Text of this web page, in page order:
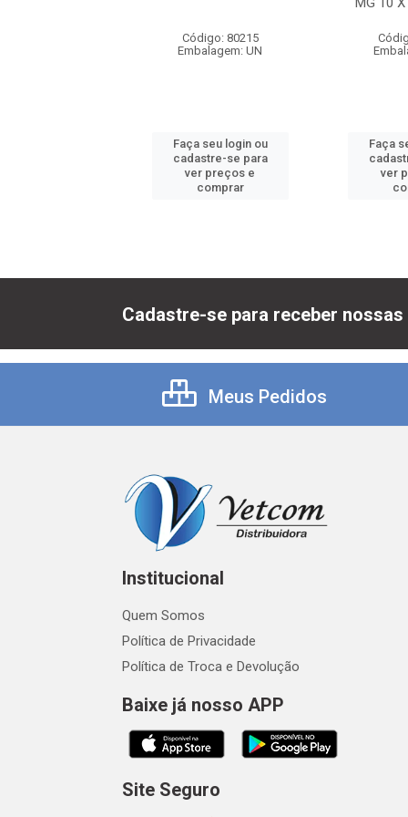
Código: 80215
Embalagem: UN
Faça seu login ou
cadastre-se para
ver preços e
comprar
Faça
ver
Cadastre-se para receber
Meus Pedidos
Institucional
Quem Somos
Política de Privacidade
Política de Troca e Devolução
Baixe já nosso APP
Site Seguro